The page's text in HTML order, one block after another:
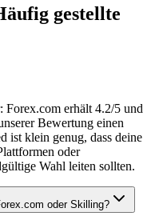
gestellte
Forex.com erhält 4.2/5 und
Bewertung einen
ist klein genug, dass deine
oder
Wahl leiten sollten.
oder Skilling?